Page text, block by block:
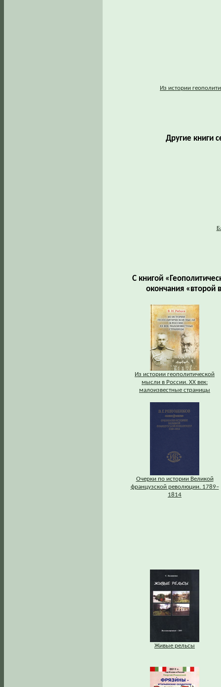
Из истории
Другие книги
С книгой
окончания «второй
Из истории геополитической
мысли в России. ХХ век:
малоизвестные страницы
Очерки по истории Великой
французской революции. 1789–
1814
Живые рельсы